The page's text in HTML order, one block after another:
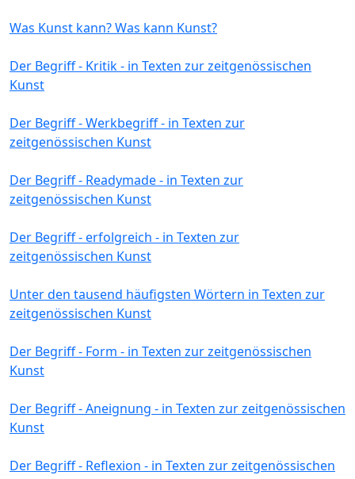
Was Kunst kann? Was kann Kunst?
Der Begriff - Kritik - in Texten zur zeitgenössischen
Kunst
Der Begriff - Werkbegriff - in Texten zur
zeitgenössischen Kunst
Der Begriff - Readymade - in Texten zur
zeitgenössischen Kunst
Der Begriff - erfolgreich - in Texten zur
zeitgenössischen Kunst
Unter den tausend häufigsten Wörtern in Texten zur
zeitgenössischen Kunst
Der Begriff - Form - in Texten zur zeitgenössischen
Kunst
Der Begriff - Aneignung - in Texten zur zeitgenössischen
Kunst
Der Begriff - Reflexion - in Texten zur zeitgenössischen